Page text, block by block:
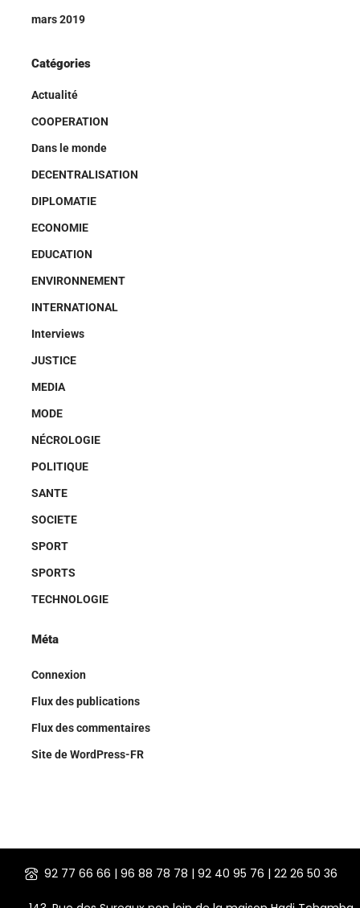
mars 2019
Catégories
Actualité
COOPERATION
Dans le monde
DECENTRALISATION
DIPLOMATIE
ECONOMIE
EDUCATION
ENVIRONNEMENT
INTERNATIONAL
Interviews
JUSTICE
MEDIA
MODE
NÉCROLOGIE
POLITIQUE
SANTE
SOCIETE
SPORT
SPORTS
TECHNOLOGIE
Méta
Connexion
Flux des publications
Flux des commentaires
Site de WordPress-FR
92 77 66 66 | 96 88 78 78 | 92 40 95 76 | 22 26 50 36